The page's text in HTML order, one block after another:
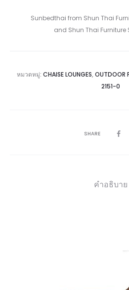
Sunbedthai from Shun Thai
and Shun Thai Furniture
หมวดหมู่: CHAISE LOUNGES, OUTDOOR
2151-0
SHARE
คำอธิบาย